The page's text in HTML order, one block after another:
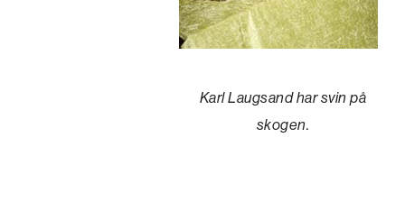
Karl Laugsand har svin på
skogen.